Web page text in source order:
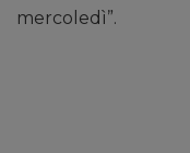
mercoledì”.